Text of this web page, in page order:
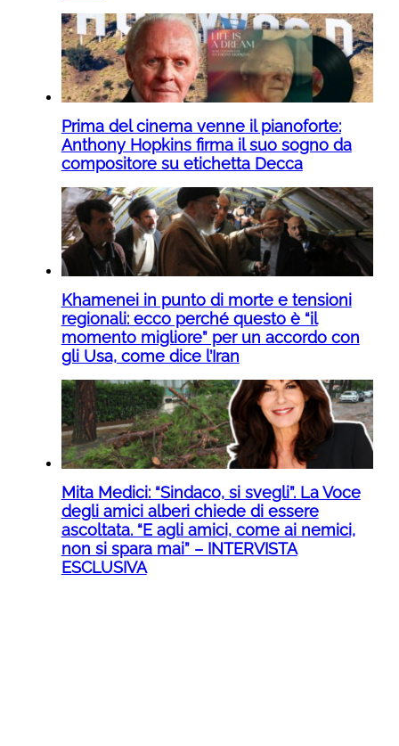
Prima del cinema venne il pianoforte:
Anthony Hopkins firma il suo sogno da
compositore su etichetta Decca
Khamenei in punto di morte e tensioni
regionali: ecco perché questo è “il
momento migliore” per un accordo con
gli Usa, come dice l’Iran
Mita Medici: “Sindaco, si svegli”. La Voce
degli amici alberi chiede di essere
ascoltata. “E agli amici, come ai nemici,
non si spara mai” – INTERVISTA
ESCLUSIVA